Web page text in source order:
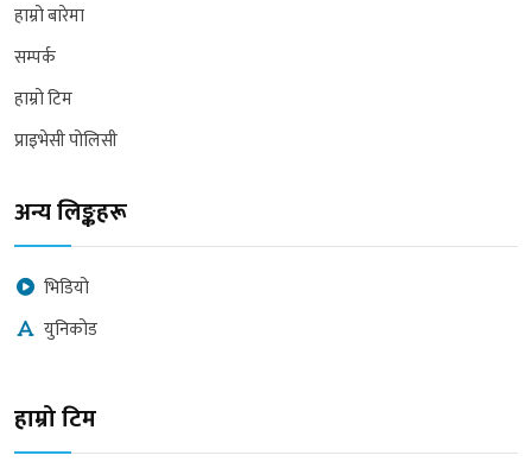
हाम्रो बारेमा
सम्पर्क
हाम्रो टिम
प्राइभेसी पोलिसी
अन्य लिङ्कहरू
भिडियो
युनिकोड
हाम्रो टिम